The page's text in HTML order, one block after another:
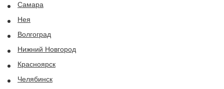
Самара
Нея
Волгоград
Нижний Новгород
Красноярск
Челябинск